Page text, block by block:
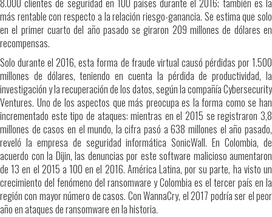
8.000 clientes de seguridad en 100 países durante el 2016; también es la
más rentable con respecto a la relación riesgo-ganancia. Se estima que solo
en el primer cuarto del año pasado se giraron 209 millones de dólares en
recompensas.
Solo durante el 2016, esta forma de fraude virtual causó pérdidas por 1.500
millones de dólares, teniendo en cuenta la pérdida de productividad, la
investigación y la recuperación de los datos, según la compañía Cybersecurity
Ventures. Uno de los aspectos que más preocupa es la forma como se han
incrementado este tipo de ataques: mientras en el 2015 se registraron 3,8
millones de casos en el mundo, la cifra pasó a 638 millones el año pasado,
reveló la empresa de seguridad informática SonicWall. En Colombia, de
acuerdo con la Dijin, las denuncias por este software malicioso aumentaron
de 13 en el 2015 a 100 en el 2016. América Latina, por su parte, ha visto un
crecimiento del fenómeno del ransomware y Colombia es el tercer país en la
región con mayor número de casos. Con WannaCry, el 2017 podría ser el peor
año en ataques de ransomware en la historia.